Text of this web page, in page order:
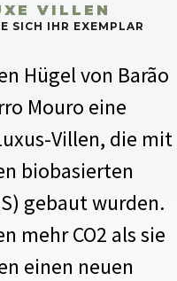
VILLEN
SICH IHR EXEMPLAR
Hügel von Barão
Mouro eine
Villen, die mit
biobasierten
gebaut wurden.
mehr CO2 als sie
einen neuen